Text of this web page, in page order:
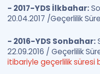
- 2017-YDS İlkbahar:
20.04.2017 /Geçerlilik
- 2016-YDS Sonbahar:
22.09.2016 / Geçerlilik
itibariyle geçerlilik süresi